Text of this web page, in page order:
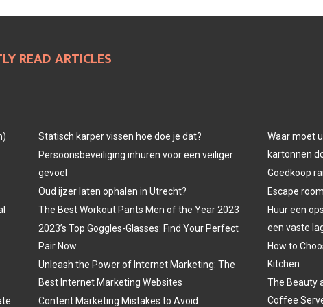
READ ARTICLES
Statisch karper vissen hoe doe je dat?
Persoonsbeveiliging inhuren voor een veiliger
gevoel
Oud ijzer laten ophalen in Utrecht?
The Best Workout Pants Men of the Year 2023
2023’s Top Goggles-Glasses: Find Your Perfect
Pair Now
Unleash the Power of Internet Marketing: The
Best Internet Marketing Websites
Content Marketing Mistakes to Avoid
Waar moet
kartonnen
Goedkoop
Escape
Huur een
een vaste
How to
Kitchen
The Beauty
Coffee